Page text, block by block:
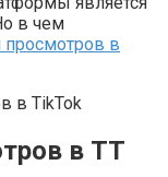
в чем
просмотров в
в ТТ